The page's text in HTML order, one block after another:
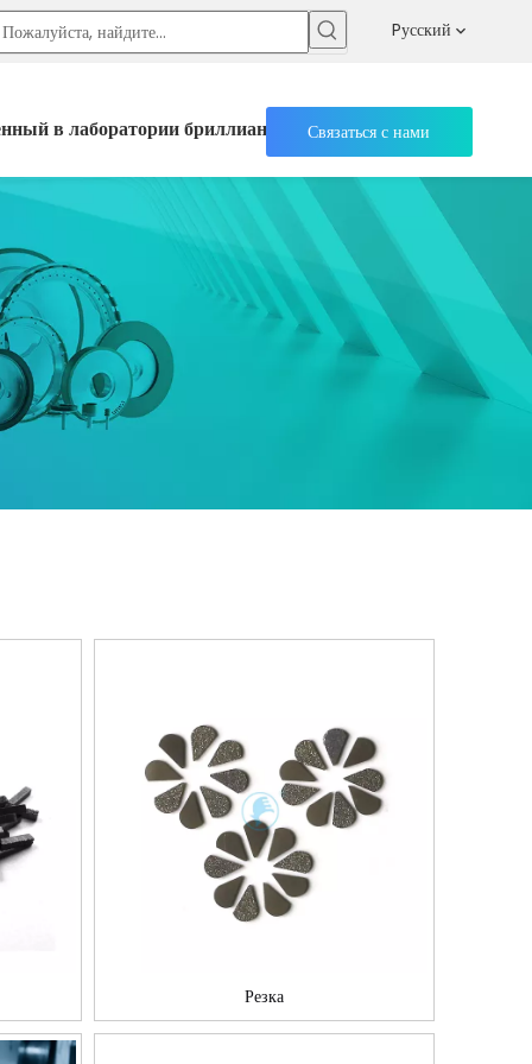
паста и суспензия Фрезы PDC Pусский
в лаборатории бриллиант Ресурс
Связаться с нами
Резка